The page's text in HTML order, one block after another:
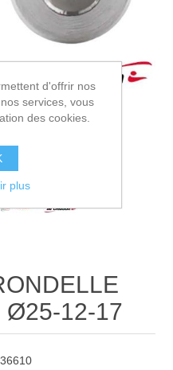
Ø25-12-17
d'offrir nos
services, vous
des cookies.
plus